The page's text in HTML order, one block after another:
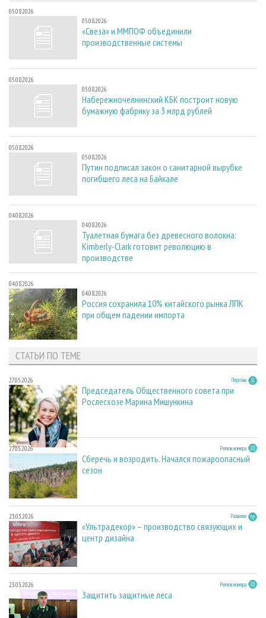
05.08.2026
05.08.2026
«Свеза» и ММПОФ объединили
производственные системы
05.08.2026
05.08.2026
Набережночелнинский КБК построит новую
бумажную фабрику за 3 млрд рублей
05.08.2026
05.08.2026
Путин подписал закон о санитарной вырубке
погибшего леса на Байкале
04.08.2026
04.08.2026
Туалетная бумага без древесного волокна:
Kimberly-Clark готовит революцию в
производстве
04.08.2026
04.08.2026
Россия сохранила 10% китайского рынка ЛПК
при общем падении импорта
СТАТЬИ ПО ТЕМЕ
27.05.2026 Персона
Председатель Общественного совета при
Рослесхозе Марина Мишункина
27.05.2026 Регион номера
Сберечь и возродить. Начался пожароопасный
сезон
23.03.2026 Развитие
«Ультрадекор» – производство связующих и
центр дизайна
23.03.2026 Регион номера
Защитить защитные леса